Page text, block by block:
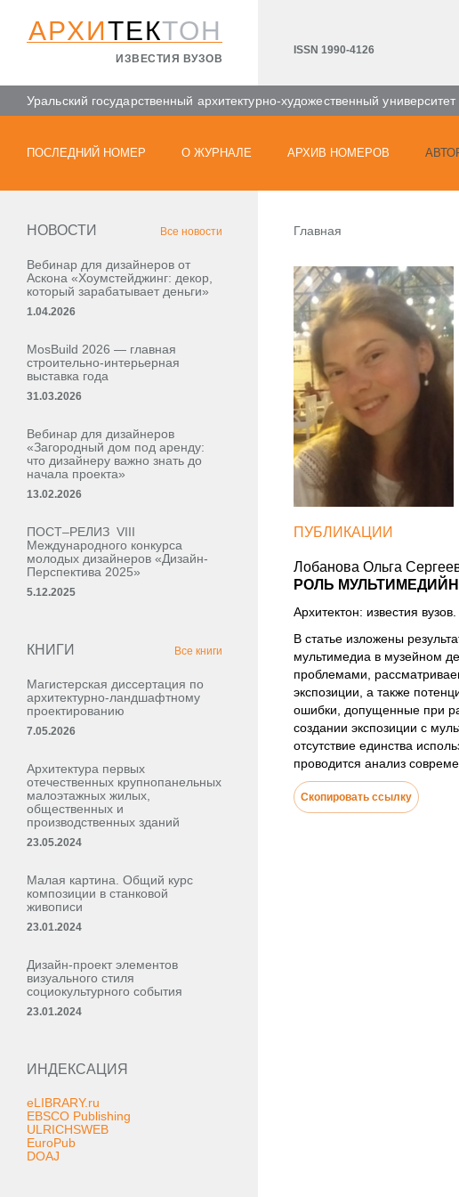
АРХИТЕКТОН
ИЗВЕСТИЯ ВУЗОВ
ISSN 1990-4126
Уральский государственный архитектурно-художественный университет
ПОСЛЕДНИЙ НОМЕР О ЖУРНАЛЕ АРХИВ НОМЕРОВ
НОВОСТИ Все новости
Вебинар для дизайнеров от
Аскона «Хоумстейджинг: декор,
который зарабатывает деньги»
1.04.2026
MosBuild 2026 — главная
строительно-интерьерная
выставка года
31.03.2026
Вебинар для дизайнеров
«Загородный дом под аренду:
что дизайнеру важно знать до
начала проекта»
13.02.2026
ПОСТ–РЕЛИЗ VIII
Международного конкурса
молодых дизайнеров «Дизайн-
Перспектива 2025»
5.12.2025
КНИГИ Все книги
Магистерская диссертация по
архитектурно-ландшафтному
проектированию
7.05.2026
Архитектура первых
отечественных крупнопанельных
малоэтажных жилых,
общественных и
производственных зданий
23.05.2024
Малая картина. Общий курс
композиции в станковой
живописи
23.01.2024
Дизайн-проект элементов
визуального стиля
социокультурного события
23.01.2024
ИНДЕКСАЦИЯ
eLIBRARY.ru
EBSCO Publishing
ULRICHSWEB
EuroPub
DOAJ
Главная
ПУБЛИКАЦИИ
Лобанова Ольга
РОЛЬ
Архитектон: известия вузов.
В статье изложены
мультимедиа в музейном
проблемами,
экспозиции, а также
ошибки, допущенные при
создании экспозиции с
отсутствие единства
проводится анализ
Скопировать ссылку